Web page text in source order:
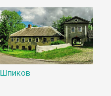
Шпиков